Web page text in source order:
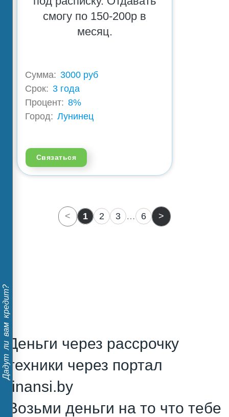
Дадут ли вам кредит?
смогу по 150-200р в
месяц.
Сумма: 3000 руб
Срок: 3 года
Процент: 8%
Город: Лунинец
Связаться
< 1 2 3 … 6 >
Деньги через рассрочку
техники через портал
finansi.by
Возьми деньги на то что тебе